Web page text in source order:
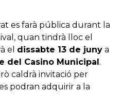
es farà pública durant la
quan tindrà lloc el
el dissabte 13 de juny a
del Casino Municipal.
caldrà invitació per
podran adquirir a la